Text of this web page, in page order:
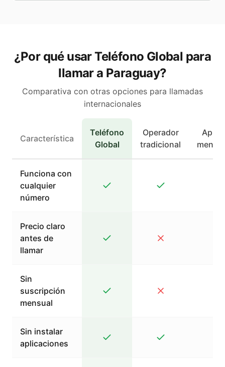
¿Por qué usar Teléfono Global para
llamar a Paraguay?
Comparativa con otras opciones para llamadas
internacionales
Característica
Teléfono
Global
Operador
tradicional
Apps
Funciona con
cualquier
número
Precio claro
antes de
llamar
Sin
suscripción
mensual
Sin instalar
aplicaciones